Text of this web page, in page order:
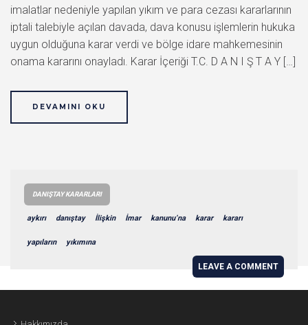
imalatlar nedeniyle yapılan yıkım ve para cezası kararlarının
iptali talebiyle açılan davada, dava konusu işlemlerin hukuka
uygun olduğuna karar verdi ve bölge idare mahkemesinin
onama kararını onayladı. Karar İçeriği T.C. D A N I Ş T A Y […]
DEVAMINI OKU
DANIŞTAY KARARLARI
aykırı danıştay İlişkin İmar kanunu’na karar kararı
yapıların yıkımına
LEAVE A COMMENT